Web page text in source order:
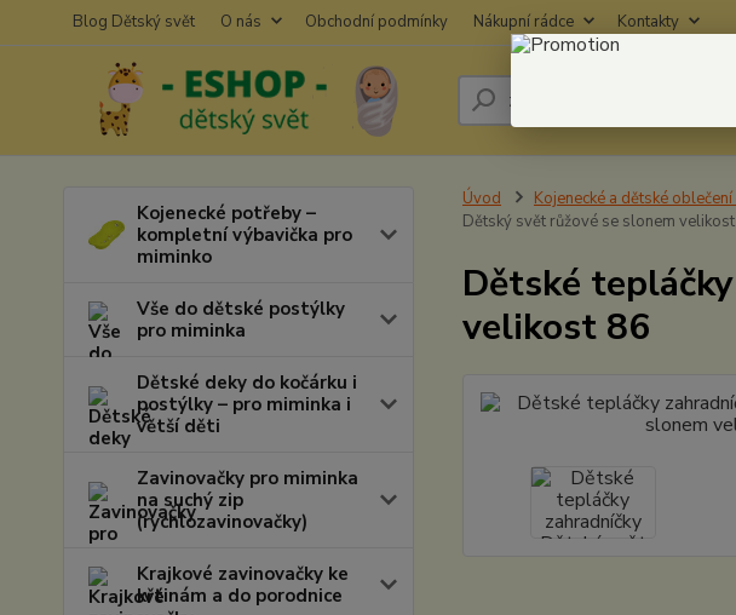
Blog Dětský svět O nás Obchodní podmínky Nákupní rádce Kontakty
Kojenecké potřeby –
kompletní výbavička pro
miminko
Vše do dětské postýlky
pro miminka
Dětské deky do kočárku i
postýlky – pro miminka i
větší děti
Zavinovačky pro miminka
na suchý zip
(rychlozavinovačky)
Krajkové zavinovačky ke
křtinám a do porodnice
Úvod Kojenecké a dětské
Dětský svět růžové se slonem
Dětské
velikost 86